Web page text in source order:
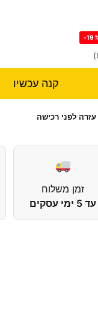
-
קנה עכשיו
עזרה לפני רכישה
זמן משלוח
עד 5 ימי עסקים